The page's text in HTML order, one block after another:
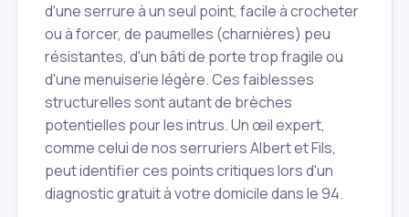
d'une serrure à un seul point, facile à crocheter
ou à forcer, de paumelles (charnières) peu
résistantes, d'un bâti de porte trop fragile ou
d'une menuiserie légère. Ces faiblesses
structurelles sont autant de brèches
potentielles pour les intrus. Un œil expert,
comme celui de nos serruriers Albert et Fils,
peut identifier ces points critiques lors d'un
diagnostic gratuit à votre domicile dans le 94.